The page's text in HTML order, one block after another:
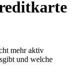
mehr aktiv
und welche